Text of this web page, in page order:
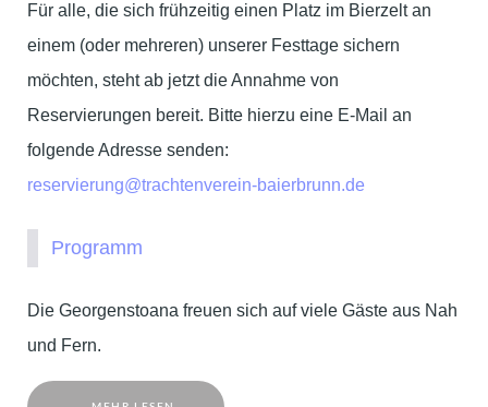
Für alle, die sich frühzeitig einen Platz im Bierzelt an
einem (oder mehreren) unserer Festtage sichern
möchten, steht ab jetzt die Annahme von
Reservierungen bereit. Bitte hierzu eine E-Mail an
folgende Adresse senden:
reservierung@trachtenverein-baierbrunn.de
Programm
Die Georgenstoana freuen sich auf viele Gäste aus Nah
und Fern.